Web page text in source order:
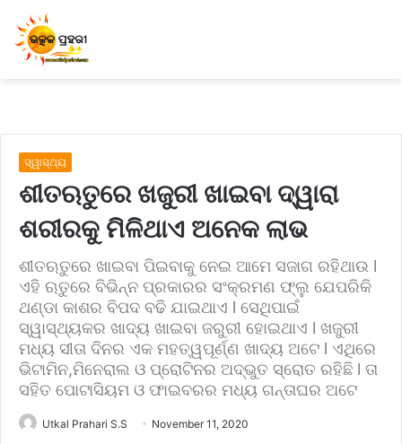
ସ୍ୱାସ୍ଥ୍ୟ
ଶୀତଋତୁରେ ଖଜୁରୀ ଖାଇବା ଦ୍ୱାରା
ଶରୀରକୁ ମିଳିଥାଏ ଅନେକ ଲାଭ
ଶୀତଋତୁରେ ଖାଇବା ପିଇବାକୁ ନେଇ ଆମେ ସଜାଗ ରହିଥାଉ l
ଏହି ଋତୁରେ ବିଭିନ୍ନ ପ୍ରକାରର ସଂକ୍ରମଣ ଫ୍ଲୁ ଯେପରିକି
ଥଣ୍ଡା କାଶର ବିପଦ ବଢି ଯାଇଥାଏ l ସେଥିପାଇଁ
ସ୍ୱାସ୍ଥ୍ୟକର ଖାଦ୍ୟ ଖାଇବା ଜରୁରୀ ହୋଇଥାଏ l ଖଜୁରୀ
ମଧ୍ୟ ସୀତା ଦିନର ଏକ ମହତ୍ୱପୂର୍ଣ୍ଣ ଖାଦ୍ୟ ଅଟେ l ଏଥିରେ
ଭିଟାମିନ,ମିନେରାଲ ଓ ପ୍ରୋଟିନର ଅଦ୍ଭୁତ ସ୍ରୋତ ରହିଛି l ତା
ସହିତ ପୋଟାସିୟମ ଓ ଫାଇବରର ମଧ୍ୟ ଗନ୍ତାଘର ଅଟେ
Utkal Prahari S.S November 11, 2020